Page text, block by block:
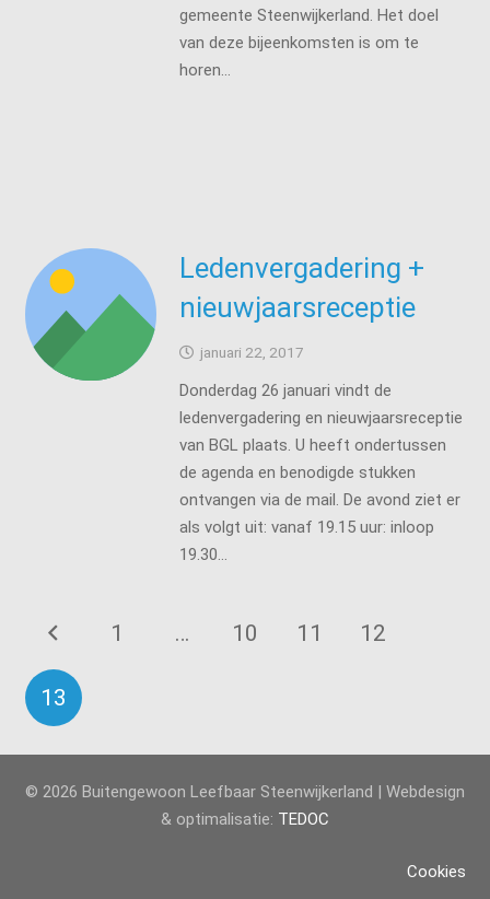
gemeente Steenwijkerland. Het doel
van deze bijeenkomsten is om te
horen…
Ledenvergadering +
nieuwjaarsreceptie
januari 22, 2017
Donderdag 26 januari vindt de
ledenvergadering en nieuwjaarsreceptie
van BGL plaats. U heeft ondertussen
de agenda en benodigde stukken
ontvangen via de mail. De avond ziet er
als volgt uit: vanaf 19.15 uur: inloop
19.30…
1 … 10 11 12
13
© 2026 Buitengewoon Leefbaar Steenwijkerland | Webdesign
& optimalisatie: TEDOC
Cookies